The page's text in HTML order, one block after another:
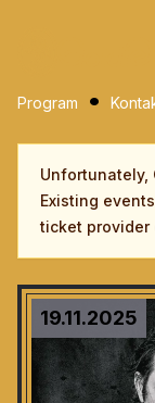
Program
Unfortunately,
Existing
ticket provider
19.11.2025